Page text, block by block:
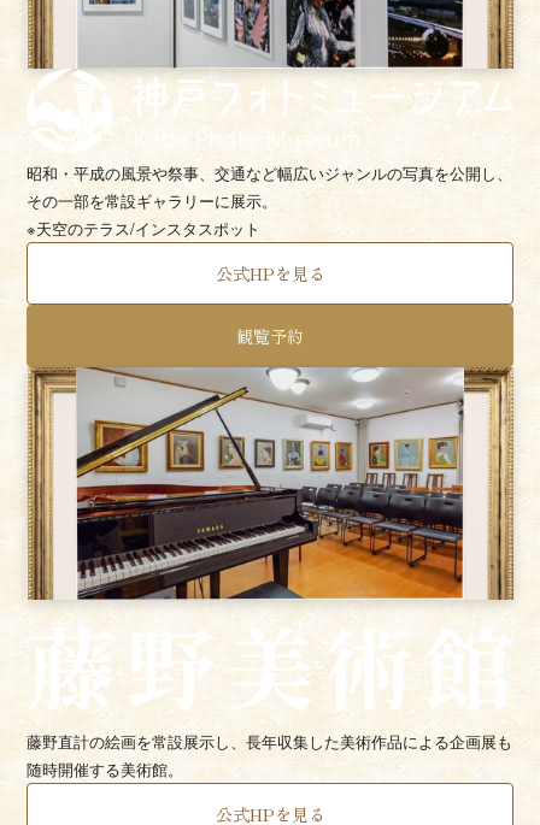
昭和・平成の風景や祭事、交通など幅広いジャンルの写真を公開し、
その一部を常設ギャラリーに展示。
※天空のテラス/インスタスポット
公式HPを見る
観覧予約
藤野直計の絵画を常設展示し、長年収集した美術作品による企画展も
随時開催する美術館。
公式HPを見る